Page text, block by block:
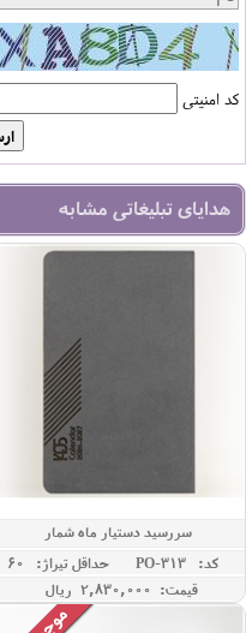
کد امنیتی
هدایای تبلیغاتی مشابه
سررسید دستیار ماه شمار
کد: PO-313
حداقل تيراژ: 60
قیمت: 2,830,000 ريال